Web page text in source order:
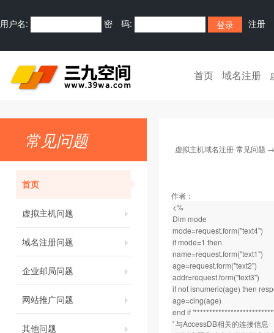
用户名: 密 码: 注册
首页 域名注册
常见问题
首页
虚拟主机问题
域名注册问题
企业邮局问题
网站推广问题
其他问题
虚拟主机域名注册-常见问题
作者：
<%
Dim mode
mode=request.form("text4")
if mode=1 then
name=request.form("text1")
age=request.form("text2")
addr=request.form("text3")
if not isnumeric(age) then
age=clng(age)
end if
' 与AccessDB相关的连接信息